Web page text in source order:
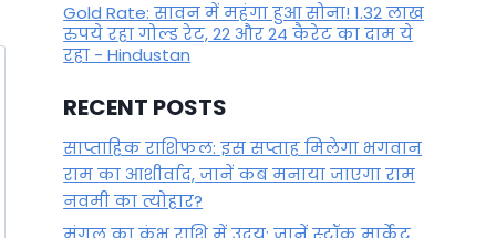
Gold Rate: सावन में महंगा हुआ सोना! 1.32 लाख
रुपये रहा गोल्ड रेट, 22 और 24 कैरेट का दाम ये
रहा - Hindustan
RECENT POSTS
साप्ताहिक राशिफल: इस सप्ताह मिलेगा भगवान
राम का आशीर्वाद, जानें कब मनाया जाएगा राम
नवमी का त्योहार?